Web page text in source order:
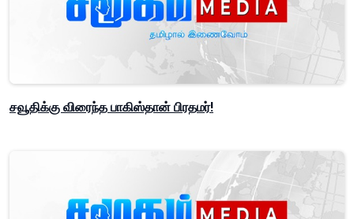
சவூதிக்கு விரைந்த பாகிஸ்தான் பிரதமர்!